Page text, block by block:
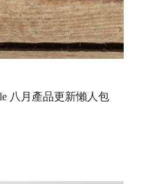
八月產品更新懶人包